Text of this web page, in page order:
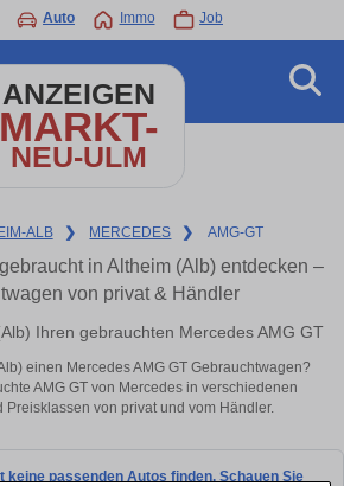
Auto Immo Job
ANZEIGEN
MARKT-
NEU-ULM
ALB ❯ MERCEDES ❯ AMG-GT
in Altheim (Alb) entdecken –
von privat & Händler
Ihren gebrauchten Mercedes AMG GT
einen Mercedes AMG GT Gebrauchtwagen?
AMG GT von Mercedes in verschiedenen
Preisklassen von privat und vom Händler.
keine passenden Autos finden. Schauen Sie